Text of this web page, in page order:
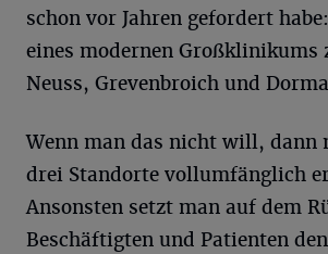
schon vor Jahren gefordert
eines modernen Großklinikums
Neuss, Grevenbroich und
Wenn man das nicht will, dann
drei Standorte vollumfänglich
Ansonsten setzt man auf dem
Beschäftigten und Patienten